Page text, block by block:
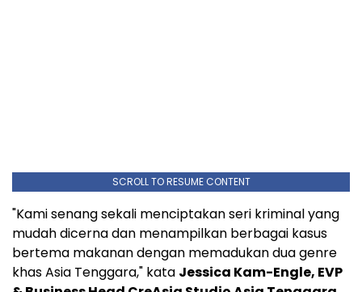
SCROLL TO RESUME CONTENT
"Kami senang sekali menciptakan seri kriminal yang
mudah dicerna dan menampilkan berbagai kasus
bertema makanan dengan memadukan dua genre
khasAsia Tenggara," kata Jessica Kam-Engle, EVP